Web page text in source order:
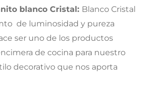
blanco Cristal: Blanco Cristal
de luminosidad y pureza
ser uno de los productos
de cocina para nuestro
decorativo que nos aporta